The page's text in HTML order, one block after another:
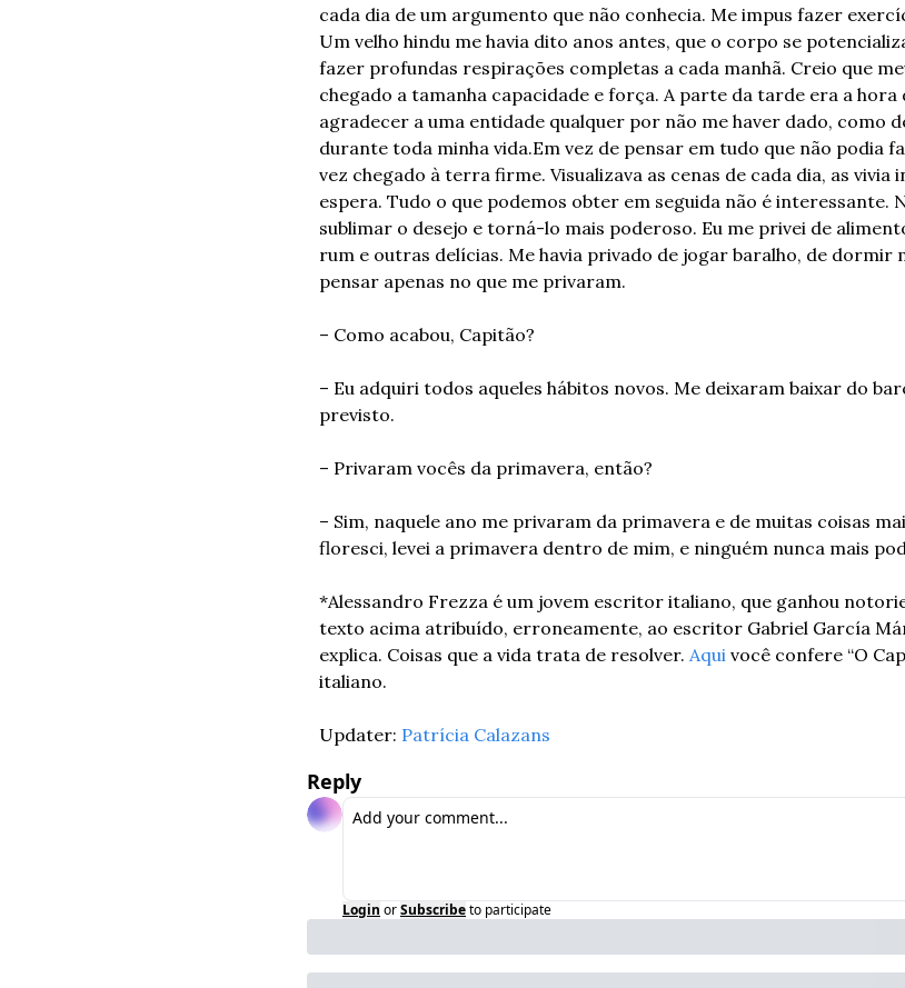
cada dia de um argumento que não conhecia. Me impus fazer
Um velho hindu me havia dito anos antes, que o corpo se
fazer profundas respirações completas a cada manhã. Creio que
chegado a tamanha capacidade e força. A parte da tarde era a hora
agradecer a uma entidade qualquer por não me haver dado, como
durante toda minha vida.Em vez de pensar em tudo que não podia
vez chegado à terra firme. Visualizava as cenas de cada dia, as vivia
espera. Tudo o que podemos obter em seguida não é interessante.
sublimar o desejo e torná-lo mais poderoso. Eu me privei de
rum e outras delícias. Me havia privado de jogar baralho, de dormir
pensar apenas no que me privaram.
– Como acabou, Capitão?
– Eu adquiri todos aqueles hábitos novos. Me deixaram baixar do
previsto.
– Privaram vocês da primavera, então?
– Sim, naquele ano me privaram da primavera e de muitas coisas
floresci, levei a primavera dentro de mim, e ninguém nunca mais
*Alessandro Frezza é um jovem escritor italiano, que ganhou
texto acima atribuído, erroneamente, ao escritor Gabriel García
explica. Coisas que a vida trata de resolver. Aqui você confere “O
italiano.
Updater: Patrícia Calazans
Reply
Login orSubscribeto participate